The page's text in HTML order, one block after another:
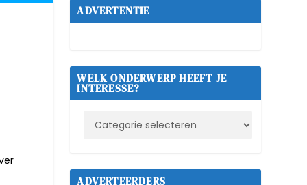
ADVERTENTIE
WELK ONDERWERP HEEFT JE
INTERESSE?
ADVERTEERDERS